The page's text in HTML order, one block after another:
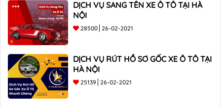
DỊCH VỤ SANG TÊN XE Ô TÔ TẠI HÀ
NỘI
28500 26-02-2021
DỊCH VỤ RÚT HỒ SƠ GỐC XE Ô TÔ TẠI
HÀ NỘI
25139 26-02-2021